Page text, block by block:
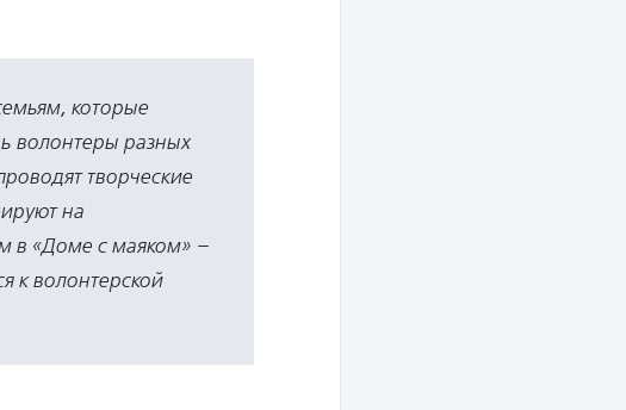
которые
волонтеры разных
творческие
на
в «Доме с маяком» –
к волонтерской